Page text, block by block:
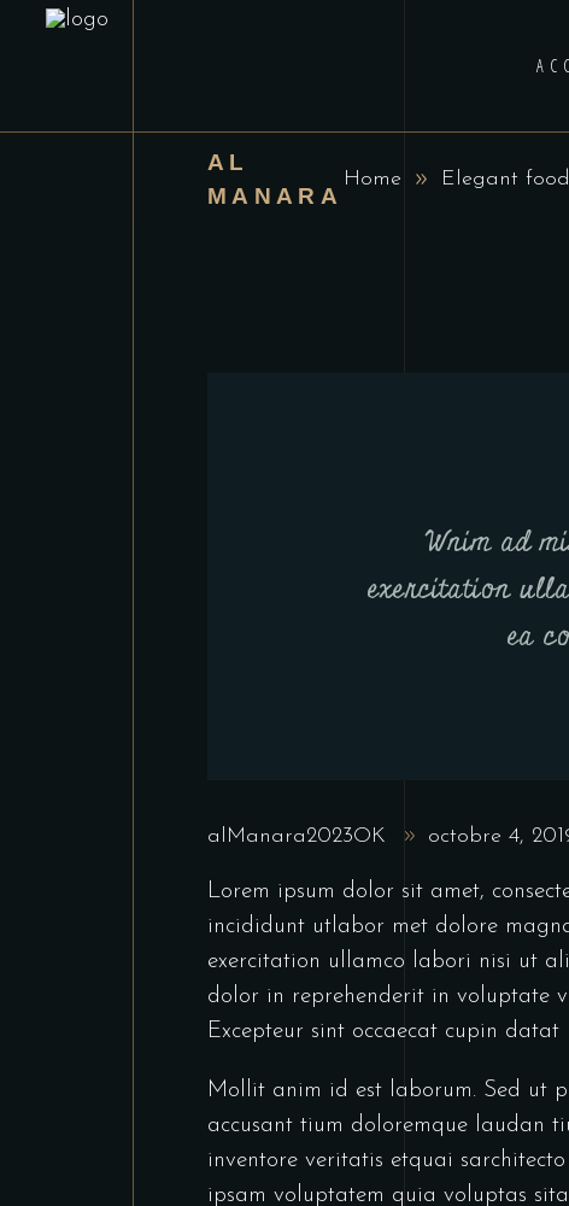
AL
MANARA
Home Elegant food
Wnim ad
exercitation
ea
alManara2023OK octobre 4,
Lorem ipsum dolor sit amet,
incididunt utlabor met dolore
exercitation ullamco labori nisi ut
dolor in reprehenderit in voluptate
Excepteur sint occaecat cupin datat
Mollit anim id est laborum. Sed ut
accusant tium doloremque laudan
inventore veritatis etquai
ipsam voluptatem quia voluptas